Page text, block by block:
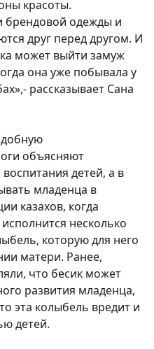
красоты.
брендовой одежды и
друг перед другом. И
может выйти замуж
она уже побывала у
рассказывает Сана
объясняют
детей, а в
младенца в
казахов, когда
несколько
которую для него
матери. Ранее,
что бесик может
развития младенца,
эта колыбель вредит и
детей.